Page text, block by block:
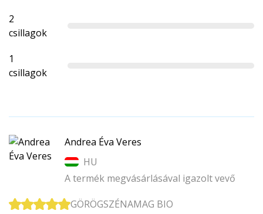
2
csillagok
1
csillagok
Andrea Éva Veres
HU
A termék megvásárlásával igazolt vevő
GÖRÖGSZÉNAMAG BIO